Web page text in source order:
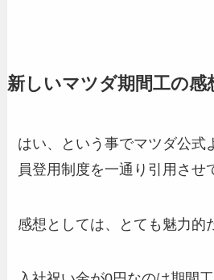
新しいマツダ期間工の感
はい、という事でマツダ公式
員登用制度を一通り引用させ
感想としては、とても魅力的